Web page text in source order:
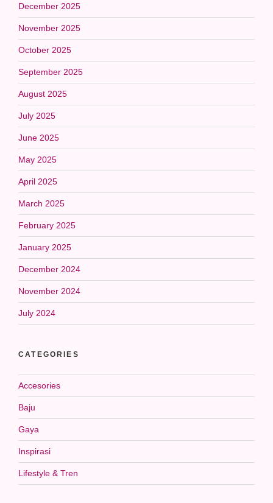
December 2025
November 2025
October 2025
September 2025
August 2025
July 2025
June 2025
May 2025
April 2025
March 2025
February 2025
January 2025
December 2024
November 2024
July 2024
CATEGORIES
Accesories
Baju
Gaya
Inspirasi
Lifestyle & Tren